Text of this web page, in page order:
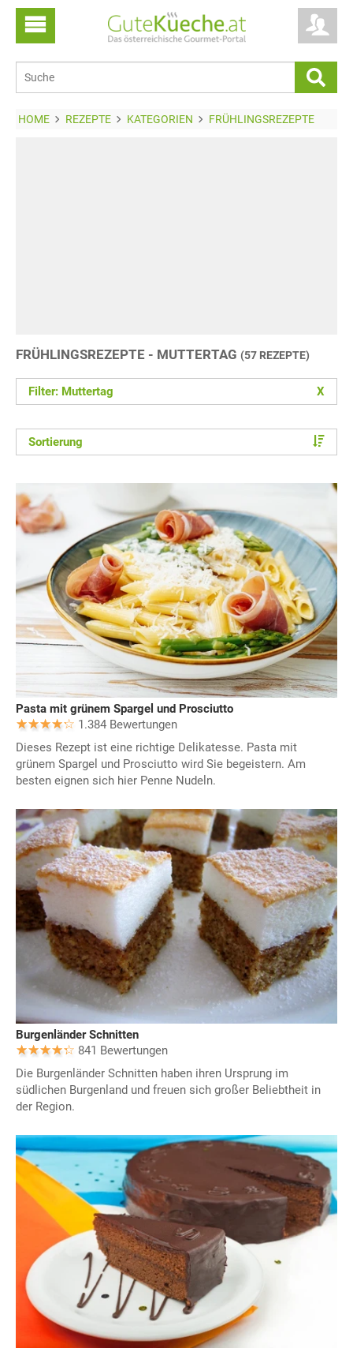
HOME REZEPTE KATEGORIEN FRÜHLINGSREZEPTE
FRÜHLINGSREZEPTE - MUTTERTAG (57 REZEPTE)
Filter: Muttertag X
Sortierung
Pasta mit grünem Spargel und Prosciutto
1.384 Bewertungen
Dieses Rezept ist eine richtige Delikatesse. Pasta mit
grünem Spargel und Prosciutto wird Sie begeistern. Am
besten eignen sich hier Penne Nudeln.
Burgenländer Schnitten
841 Bewertungen
Die Burgenländer Schnitten haben ihren Ursprung im
südlichen Burgenland und freuen sich großer Beliebtheit in
der Region.